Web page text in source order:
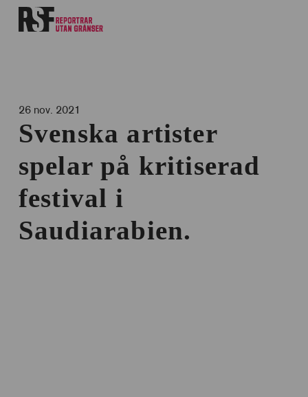
26 nov. 2021
Svenska artister
spelar på kritiserad
festival i
Saudiarabien.